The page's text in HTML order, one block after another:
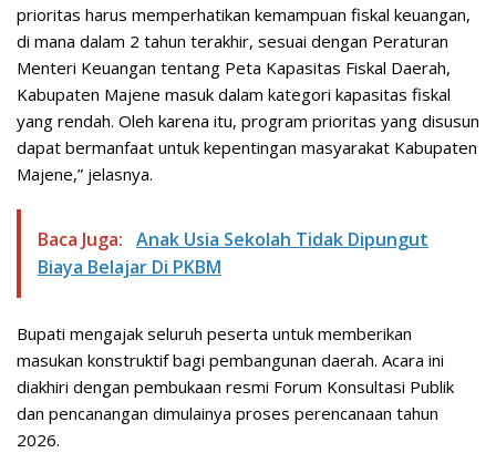
prioritas harus memperhatikan kemampuan fiskal keuangan,
di mana dalam 2 tahun terakhir, sesuai dengan Peraturan
Menteri Keuangan tentang Peta Kapasitas Fiskal Daerah,
Kabupaten Majene masuk dalam kategori kapasitas fiskal
yang rendah. Oleh karena itu, program prioritas yang disusun
dapat bermanfaat untuk kepentingan masyarakat Kabupaten
Majene,” jelasnya.
Baca Juga: Anak Usia Sekolah Tidak Dipungut
Biaya Belajar Di PKBM
Bupati mengajak seluruh peserta untuk memberikan
masukan konstruktif bagi pembangunan daerah. Acara ini
diakhiri dengan pembukaan resmi Forum Konsultasi Publik
dan pencanangan dimulainya proses perencanaan tahun
2026.